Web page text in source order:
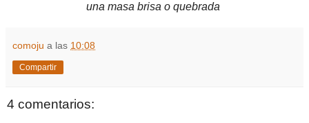
una masa brisa o quebrada
comoju a las 10:08
Compartir
4 comentarios: